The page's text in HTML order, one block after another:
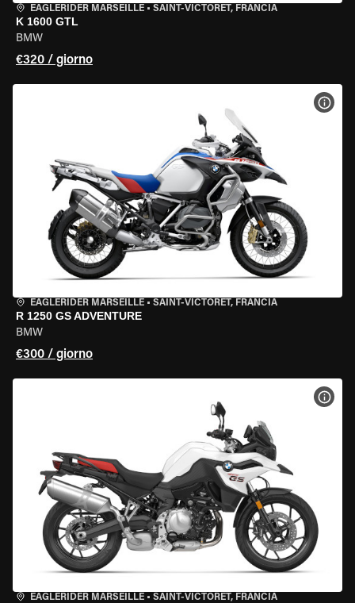
EAGLERIDER MARSEILLE • SAINT-VICTORET, FRANCIA
K 1600 GTL
BMW
€320 / giorno
EAGLERIDER MARSEILLE • SAINT-VICTORET, FRANCIA
R 1250 GS ADVENTURE
BMW
€300 / giorno
EAGLERIDER MARSEILLE • SAINT-VICTORET, FRANCIA